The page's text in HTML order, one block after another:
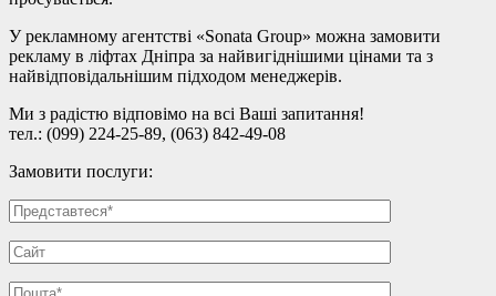
У рекламному агентстві «Sonata Group» можна замовити
рекламу в ліфтах Дніпра за найвигіднішими цінами та з
найвідповідальнішим підходом менеджерів.
Ми з радістю відповімо на всі Ваші запитання!
тел.: (099) 224-25-89, (063) 842-49-08
Замовити послуги: